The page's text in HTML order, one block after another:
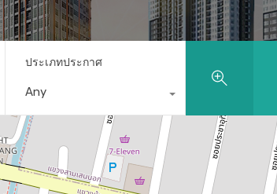
ประเภทประกาศ
Any